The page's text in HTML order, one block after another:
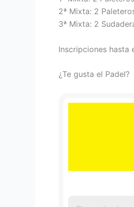
2ª Mixta: 2
3ª Mixta: 2
Inscripciones hasta
¿Te gusta el Padel?